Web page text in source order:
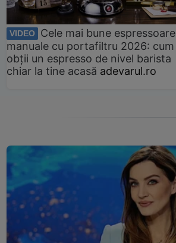
VIDEO
Cele mai bune espressoare
manuale cu portafiltru 2026: cum
obții un espresso de nivel barista
chiar la tine acasă adevarul.ro